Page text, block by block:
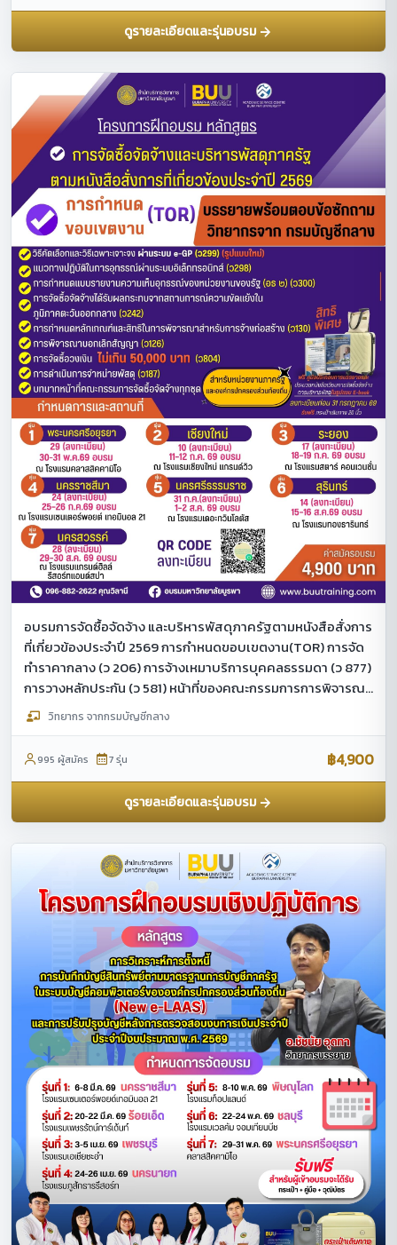
ดูรายละเอียดและรุ่นอบรม
อบรมการจัดซื้อจัดจ้าง และบริหารพัสดุภาครัฐตามหนังสือสั่งการ
ที่เกี่ยวข้องประจำปี 2569 การกำหนดขอบเขตงาน(TOR) การจัด
ทำราคากลาง (ว 206) การจ้างเหมาบริการบุคคลธรรมดา (ว 877)
การวางหลักประกัน (ว 581) หน้าที่ของคณะกรรมการการพิจารณา
ผล การตรวจรับพัสดุ การบริหารสัญญา การจำหน่ายพัสดุ
(ว187) การจัดซื้อจัดจ้างกรณีฉุกเฉินหรือจำเป็นเร่งด่วน เปรียบ
เทียบวิธีการจัดหาพัสดุตาม (ว 119) และการจัดซื้อกรณีวงเงินไม่
เกิน 50,000 บาท (ว 804, ว 257)”
วิทยากร จากกรมบัญชีกลาง
995 ผู้สมัคร 7 รุ่น ฿4,900
ดูรายละเอียดและรุ่นอบรม